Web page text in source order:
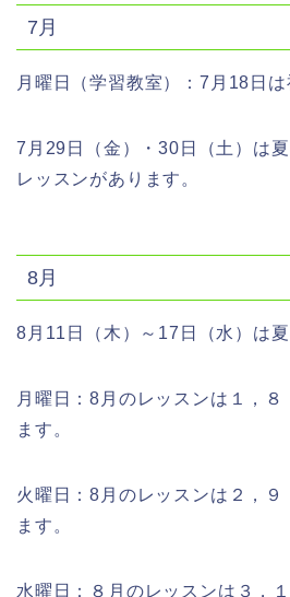
7月
月曜日（学習教室）：7月18日は
7月29日（金）・30日（土）は
レッスンがあります。
8月
8月11日（木）～17日（水）は夏
月曜日：8月のレッスンは１，８
ます。
火曜日：8月のレッスンは２，９
ます。
水曜日：８月のレッスンは３，